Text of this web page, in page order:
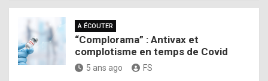
A ÉCOUTER
“Complorama” : Antivax et
complotisme en temps de Covid
5 ans ago FS